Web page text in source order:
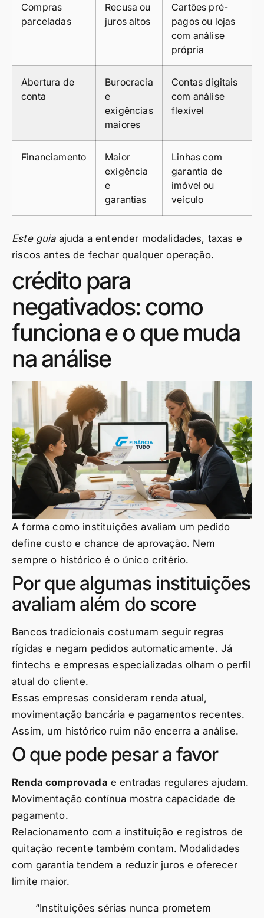
Compras
parceladas
Recusa ou
juros altos
Cartões pré-
pagos ou lojas
com análise
própria
Abertura de
conta
Burocracia
e
exigências
maiores
Contas digitais
com análise
flexível
Financiamento
Maior
exigência
e
garantias
Linhas com
garantia de
imóvel ou
veículo
Este guiaajuda a entender modalidades, taxas e
riscos antes de fechar qualquer operação.
crédito para
negativados: como
funciona e o que muda
na análise
A forma como instituições avaliam um pedido
define custo e chance de aprovação. Nem
sempre o histórico é o único critério.
Por que algumas instituições
avaliam além do score
Bancos tradicionais costumam seguir regras
rígidas e negam pedidos automaticamente. Já
fintechs e empresas especializadas olham o perfil
atual do cliente.
Essas empresas consideram renda atual,
movimentação bancária e pagamentos recentes.
Assim, um histórico ruim não encerra a análise.
O que pode pesar a favor
Renda comprovada e entradas regulares ajudam.
Movimentação contínua mostra capacidade de
pagamento.
Relacionamento com a instituição e registros de
quitação recente também contam. Modalidades
com garantia tendem a reduzir juros e oferecer
limite maior.
“Instituições sérias nunca prometem